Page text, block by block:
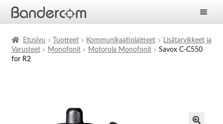
Tuotteet
valikko
Etusivu Tuotteet Kommunikaatiolaitteet
Lisätarvikkeet ja
Varusteet
Monofonit Motorola Monofonit
Savox C-C550
for R2